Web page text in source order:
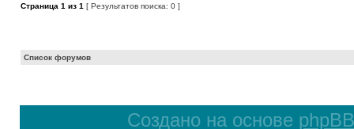
Страница 1 из 1 [ Результатов поиска: 0 ]
Список форумов
Создано на основе phpBB